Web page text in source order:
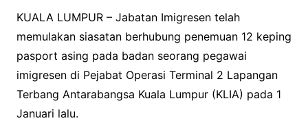
KUALA LUMPUR – Jabatan Imigresen telah
memulakan siasatan berhubung penemuan 12 keping
pasport asing pada badan seorang pegawai
imigresen di Pejabat Operasi Terminal 2 Lapangan
Terbang Antarabangsa Kuala Lumpur (KLIA) pada 1
Januari lalu.